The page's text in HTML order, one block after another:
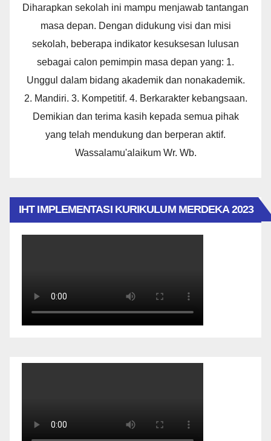
Diharapkan sekolah ini mampu menjawab tantangan
masa depan. Dengan didukung visi dan misi
sekolah, beberapa indikator kesuksesan lulusan
sebagai calon pemimpin masa depan yang: 1.
Unggul dalam bidang akademik dan nonakademik.
2. Mandiri. 3. Kompetitif. 4. Berkarakter kebangsaan.
Demikian dan terima kasih kepada semua pihak
yang telah mendukung dan berperan aktif.
Wassalamu'alaikum Wr. Wb.
IHT IMPLEMENTASI KURIKULUM MERDEKA 2023